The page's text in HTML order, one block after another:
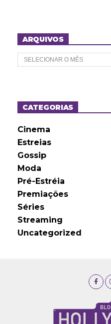
ARQUIVOS
A
r
o
sCATEGORIAS
Cinema
Estreias
Gossip
Moda
Pré-Estréia
Premiações
Séries
Streaming
Uncategorized